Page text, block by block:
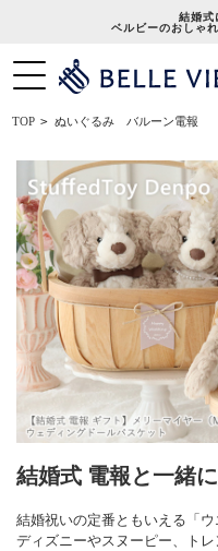
結婚式
ベルビーのおしゃ
TOP > ぬいぐるみ バルーン電報
結婚式 電報と一緒
結婚祝いの定番ともいえる「ウ
ディズニーやスヌーピー、ト